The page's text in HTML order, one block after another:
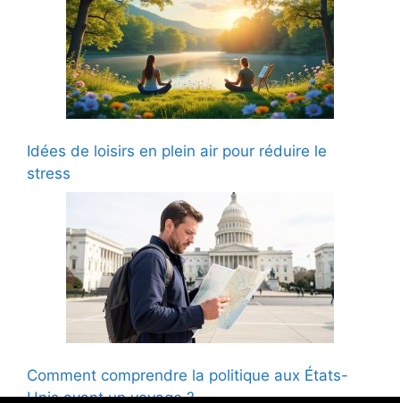
Idées de loisirs en plein air pour réduire le
stress
Comment comprendre la politique aux États-
Unis avant un voyage ?